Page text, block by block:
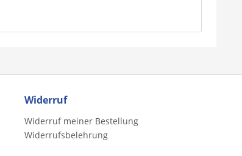
Widerruf
Widerruf meiner Bestellung
Widerrufsbelehrung